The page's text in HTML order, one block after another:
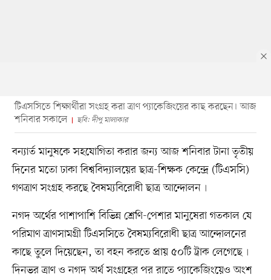
টিএসসিতে শিক্ষার্থীরা সংগ্রহ করা ত্রাণ প্যাকেজিংয়ের কাছ করছেন। আজ
শনিবার সকালে
ছবি: দীপু মালাকার
বন্যার্ত মানুষকে সহযোগিতা করার জন্য আজ শনিবার টানা তৃতীয়
দিনের মতো ঢাকা বিশ্ববিদ্যালয়ের ছাত্র-শিক্ষক কেন্দ্রে (টিএসসি)
গণত্রাণ সংগ্রহ করছে বৈষম্যবিরোধী ছাত্র আন্দোলন৷
নগদ অর্থের পাশাপাশি বিভিন্ন শ্রেণি-পেশার মানুষেরা গতকাল যে
পরিমাণ ত্রাণসামগ্রী টিএসসিতে বৈষম্যবিরোধী ছাত্র আন্দোলনের
কাছে তুলে দিয়েছেন, তা বহন করতে প্রায় ৫০টি ট্রাক লেগেছে৷
দিনভর ত্রাণ ও নগদ অর্থ সংগ্রহের পর রাতে প্যাকেজিংয়েও অংশ